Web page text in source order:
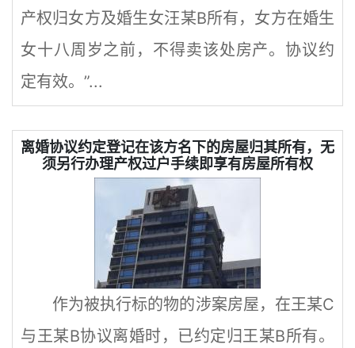
产权归女方及婚生女汪某B所有，女方在婚生
女十八周岁之前，不得卖该处房产。协议约
定有效。”...
​离婚协议约定登记在该方名下的房屋归其所有，无
须另行办理产权过户手续即享有房屋所有权
作为被执行标的物的涉案房屋，在王某C
与王某B协议离婚时，已约定归王某B所有。